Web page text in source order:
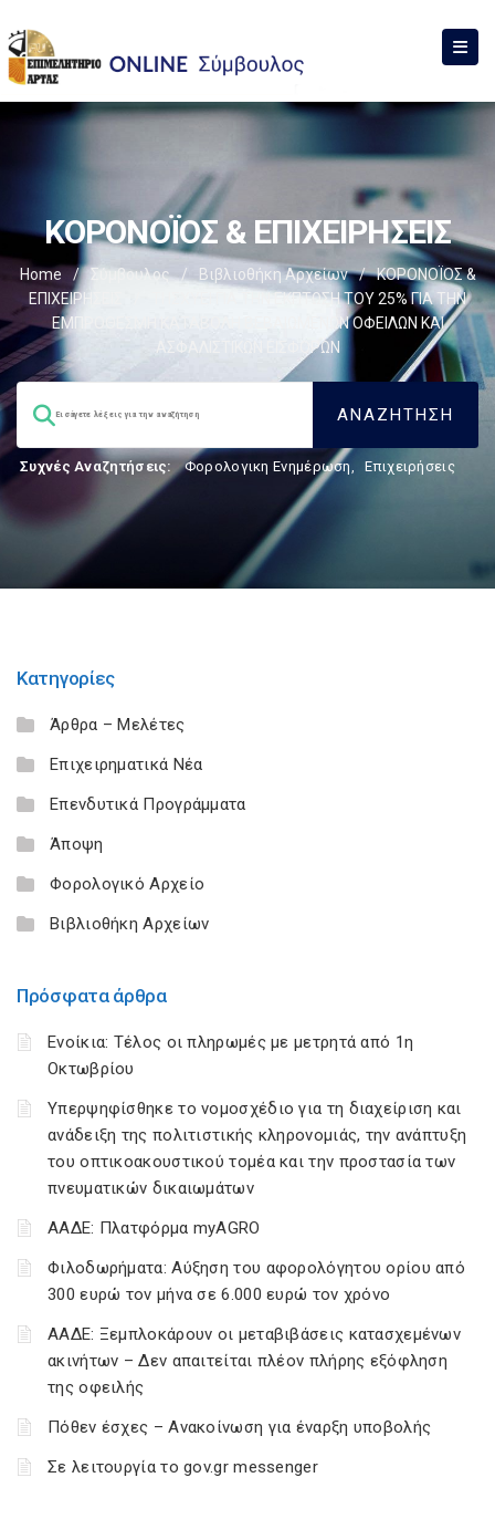
ΚΟΡΟΝΟΪΟΣ & ΕΠΙΧΕΙΡΗΣΕΙΣ
Home / Σύμβουλος / Βιβλιοθήκη Αρχείων /
ΚΟΡΟΝΟΪΟΣ &
ΕΠΙΧΕΙΡΗΣΕΙΣ
ΤΙ ΙΣΧΥΕΙ ΓΙΑ ΤΗΝ ΕΚΠΤΩΣΗ ΤΟΥ 25% ΓΙΑ ΤΗΝ
ΕΜΠΡΟΘΕΣΜΗ ΚΑΤΑΒΟΛΗ ΒΕΒΑΙΩΜΕΝΩΝ ΟΦΕΙΛΩΝ ΚΑΙ
ΑΣΦΑΛΙΣΤΙΚΩΝ ΕΙΣΦΟΡΩΝ
Συχνές Αναζητήσεις: Φορολογικη Ενημέρωση, Επιχειρήσεις
Κατηγορίες
Άρθρα – Μελέτες
Επιχειρηματικά Νέα
Επενδυτικά Προγράμματα
Άποψη
Φορολογικό Αρχείο
Βιβλιοθήκη Αρχείων
Πρόσφατα άρθρα
Ενοίκια: Τέλος οι πληρωμές με μετρητά από 1η
Οκτωβρίου
Υπερψηφίσθηκε το νομοσχέδιο για τη διαχείριση και
ανάδειξη της πολιτιστικής κληρονομιάς, την ανάπτυξη
του οπτικοακουστικού τομέα και την προστασία των
πνευματικών δικαιωμάτων
ΑΑΔΕ: Πλατφόρμα myAGRO
Φιλοδωρήματα: Αύξηση του αφορολόγητου ορίου από
300 ευρώ τον μήνα σε 6.000 ευρώ τον χρόνο
ΑΑΔΕ: Ξεμπλοκάρουν οι μεταβιβάσεις κατασχεμένων
ακινήτων – Δεν απαιτείται πλέον πλήρης εξόφληση
της οφειλής
Πόθεν έσχες – Ανακοίνωση για έναρξη υποβολής
Σε λειτουργία το gov.gr messenger